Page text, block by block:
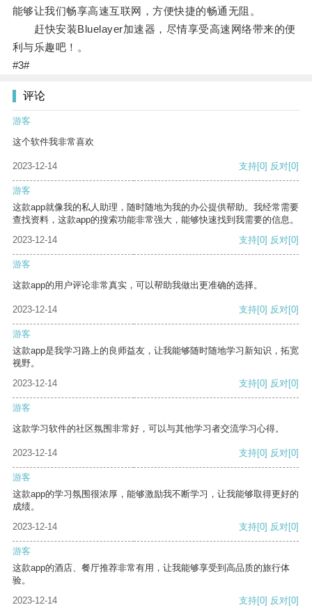
能够让我们畅享高速互联网，方便快捷的畅通无阻。
赶快安装Bluelayer加速器，尽情享受高速网络带来的便
利与乐趣吧！。
#3#
评论
游客
这个软件我非常喜欢
2023-12-14 支持[0] 反对[0]
游客
这款app就像我的私人助理，随时随地为我的办公提供帮助。我经常需要
查找资料，这款app的搜索功能非常强大，能够快速找到我需要的信息。
2023-12-14
支持[0] 反对[0]
游客
这款app的用户评论非常真实，可以帮助我做出更准确的选择。
2023-12-14 支持[0] 反对[0]
游客
这款app是我学习路上的良师益友，让我能够随时随地学习新知识，拓宽
视野。
2023-12-14
支持[0] 反对[0]
游客
这款学习软件的社区氛围非常好，可以与其他学习者交流学习心得。
2023-12-14 支持[0] 反对[0]
游客
这款app的学习氛围很浓厚，能够激励我不断学习，让我能够取得更好的
成绩。
2023-12-14
支持[0] 反对[0]
游客
这款app的酒店、餐厅推荐非常有用，让我能够享受到高品质的旅行体
验。
2023-12-14
支持[0] 反对[0]